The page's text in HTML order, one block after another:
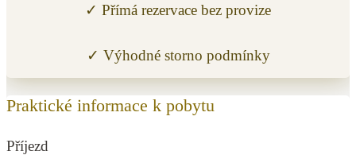
✓ Přímá rezervace bez provize
✓ Výhodné storno podmínky
Praktické informace k pobytu
Příjezd